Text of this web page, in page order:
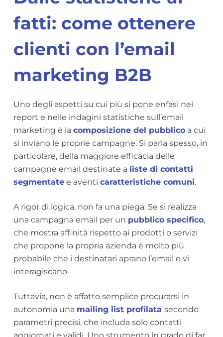
fatti: come ottenere
clienti con l’email
marketing B2B
Uno degli aspetti su cui più si pone enfasi nei
report e nelle indagini statistiche sull’email
marketing è la composizione del pubblicoa cui
si inviano le proprie campagne. Si parla spesso, in
particolare, della maggiore efficacia delle
campagne email destinate a liste di contatti
segmentatee aventi caratteristiche comuni.
A rigor di logica, non fa una piega. Se si realizza
una campagna email per un pubblico specifico,
che mostra affinità rispetto ai prodotti o servizi
che propone la propria azienda è molto più
probabile che i destinatari aprano l’email e vi
interagiscano.
Tuttavia, non è affatto semplice procurarsi in
autonomia una mailing list profilata secondo
parametri precisi, che includa solo contatti